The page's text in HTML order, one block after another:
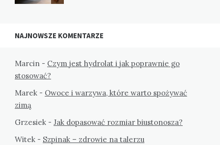
NAJNOWSZE KOMENTARZE
Marcin - Czym jest hydrolat i jak poprawnie go
stosować?
Marek - Owoce i warzywa, które warto spożywać
zimą
Grzesiek - Jak dopasować rozmiar biustonosza?
Witek - Szpinak – zdrowie na talerzu